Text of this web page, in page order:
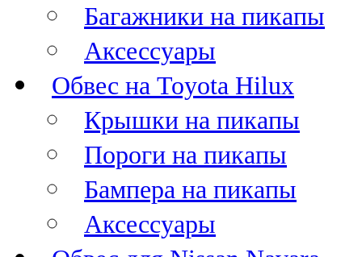
Багажники на пикапы
Аксессуары
Обвес на Toyota Hilux
Крышки на пикапы
Пороги на пикапы
Бампера на пикапы
Аксессуары